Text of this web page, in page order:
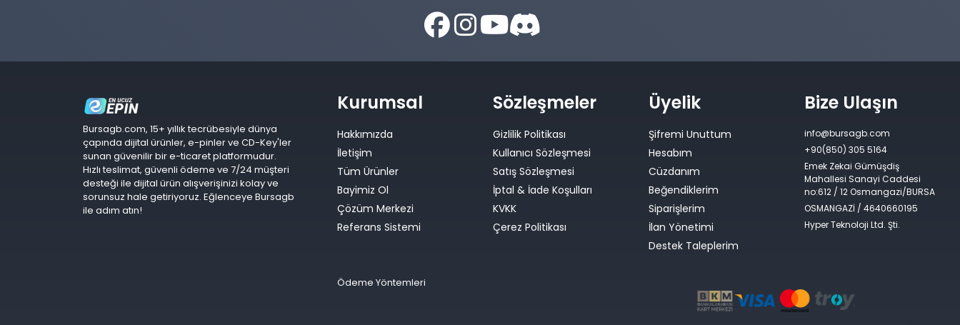
Bursagb.com, 15+ yıllık tecrübesiyle dünya
çapında dijital ürünler, e-pinler ve CD-Key'ler
sunan güvenilir bir e-ticaret platformudur.
Hızlı teslimat, güvenli ödeme ve 7/24 müşteri
desteği ile dijital ürün alışverişinizi kolay ve
sorunsuz hale getiriyoruz. Eğlenceye Bursagb
ile adım atın!
Kurumsal
Hakkımızda
İletişim
Tüm Ürünler
Bayimiz Ol
Çözüm Merkezi
Referans Sistemi
Sözleşmeler
Gizlilik Politikası
Kullanıcı Sözleşmesi
Satış Sözleşmesi
İptal & İade Koşulları
KVKK
Çerez Politikası
Üyelik
Şifremi Unuttum
Hesabım
Cüzdanım
Beğendiklerim
Siparişlerim
İlan Yönetimi
Destek Taleplerim
Bize Ulaşın
info@bursagb.com
+90(850) 305 5164
Emek Zekai Gümüşdiş
Mahallesi Sanayi Caddesi
no:612 / 12 Osmangazi/BURSA
OSMANGAZİ / 4640660195
Hyper Teknoloji Ltd. Şti.
Ödeme Yöntemleri